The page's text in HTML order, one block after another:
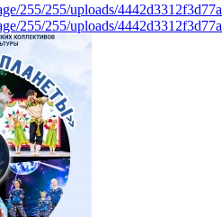
255/255/uploads/
255/255/uploads/